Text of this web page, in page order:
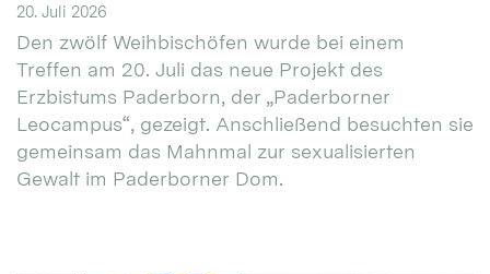
20. Juli 2026
Den zwölf Weihbischöfen wurde bei einem
Treffen am 20. Juli das neue Projekt des
Erzbistums Paderborn, der „Paderborner
Leocampus“, gezeigt. Anschließend besuchten sie
gemeinsam das Mahnmal zur sexualisierten
Gewalt im Paderborner Dom.